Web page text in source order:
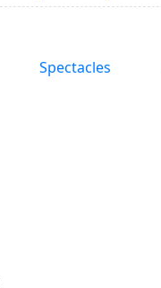
Spectacles